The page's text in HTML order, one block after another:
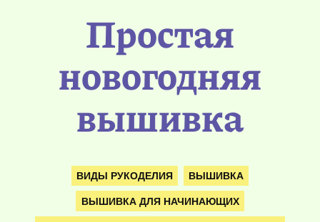
Простая
новогодняя
вышивка
ВИДЫ РУКОДЕЛИЯ ВЫШИВКА
ВЫШИВКА ДЛЯ НАЧИНАЮЩИХ